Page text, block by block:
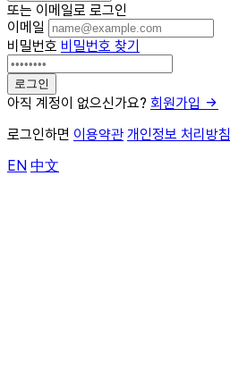
또는 이메일로 로그인
이메일
비밀번호 비밀번호 찾기
아직 계정이 없으신가요? 회원가입
로그인하면 이용약관 개인정보 처리방침
EN 中文